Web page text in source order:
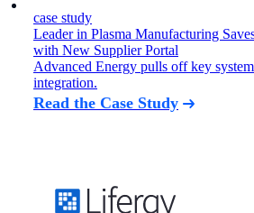
case study
Leader in Plasma Manufacturing
with New Supplier Portal
Advanced Energy pulls off key system
integration.
Read the Case Study